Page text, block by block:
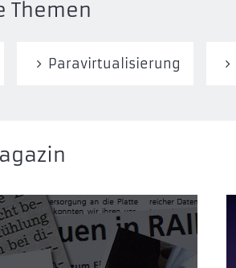
Themen
Paravirtualisierung